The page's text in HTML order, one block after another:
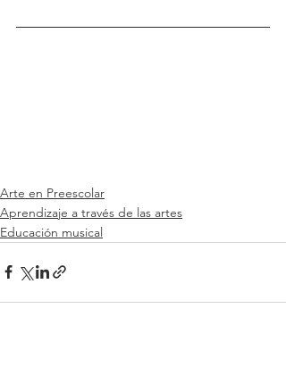
Arte en Preescolar
Aprendizaje a través de las artes
Educación musical